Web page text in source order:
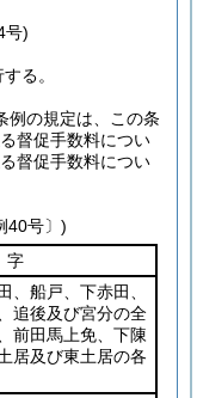
号)
る。
例の規定は、この条
督促手数料につい
督促手数料につい
40号〕)
字
、船戸、下赤田、
追後及び宮分の全
前田馬上免、下陳
居及び東土居の各